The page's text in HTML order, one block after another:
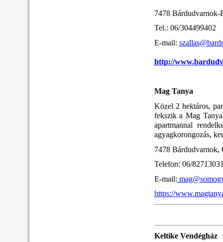
7478
Tel.: 06/304499402
E-mail:
http://
Mag Tanya
Közel 2 hektáros,
fekszik a Mag
apartmannal
agyagkorongozás,
7478 Bárdudvarnok,
Telefon: 06/
E-mail:
https://
Keltike Vendégház